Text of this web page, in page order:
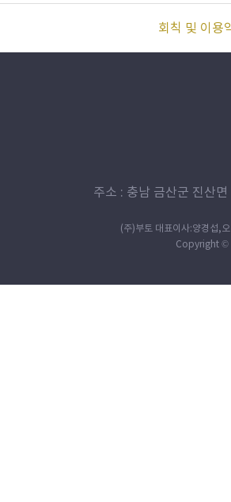
회칙 및 이용
주소 : 충남 금산군 진산
(주)부토 대표이사:양경섭,
Copyright ©